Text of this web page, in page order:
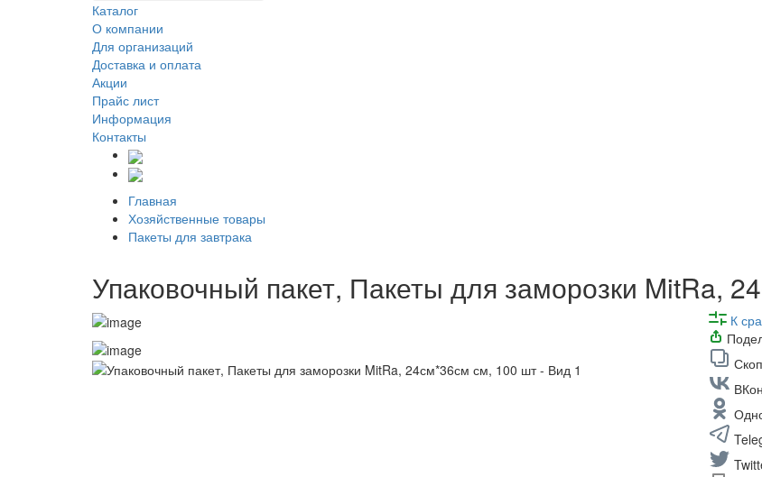
Каталог
О компании
Для организаций
Доставка и оплата
Акции
Прайс лист
Информация
Контакты
Главная
Хозяйственные товары
Пакеты для завтрака
Упаковочный пакет, Пакеты для заморозки MitRa,
К